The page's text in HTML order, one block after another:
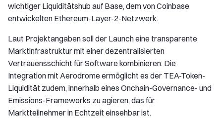
wichtiger Liquiditätshub auf Base, dem von Coinbase
entwickelten Ethereum-Layer-2-Netzwerk.
Laut Projektangaben soll der Launch eine transparente
Marktinfrastruktur mit einer dezentralisierten
Vertrauensschicht für Software kombinieren. Die
Integration mit Aerodrome ermöglicht es der TEA-Token-
Liquidität zudem, innerhalb eines Onchain-Governance- und
Emissions-Frameworks zu agieren, das für
Marktteilnehmer in Echtzeit einsehbar ist.